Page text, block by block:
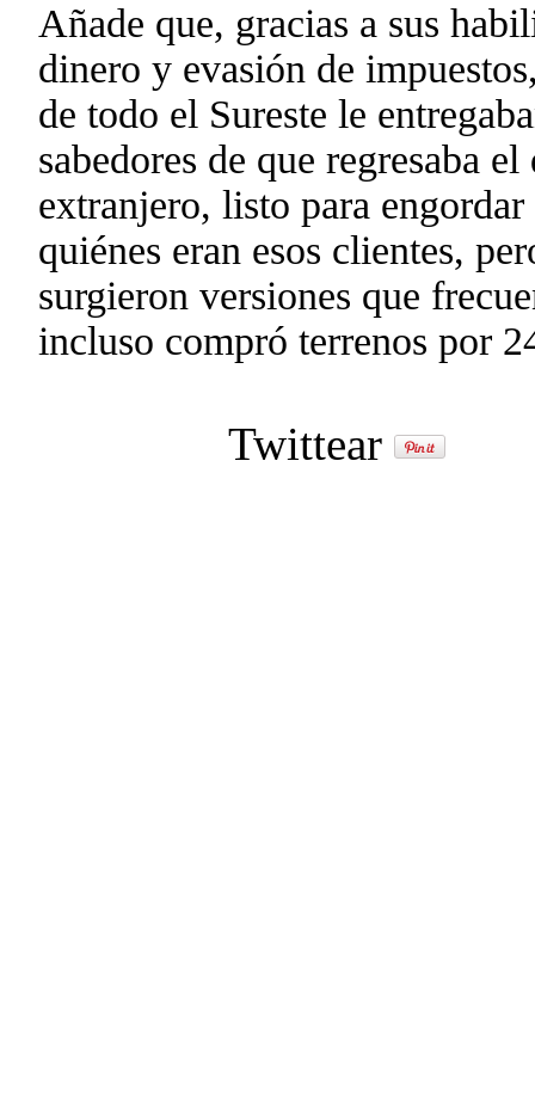
Añade que, gracias a sus
dinero y evasión de
de todo el Sureste le
sabedores de que regresaba
extranjero, listo para
quiénes eran esos clientes,
surgieron versiones que
incluso compró terrenos por
Twittear